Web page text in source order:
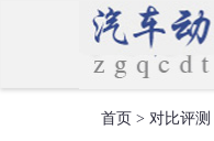
首页 > 对比评测